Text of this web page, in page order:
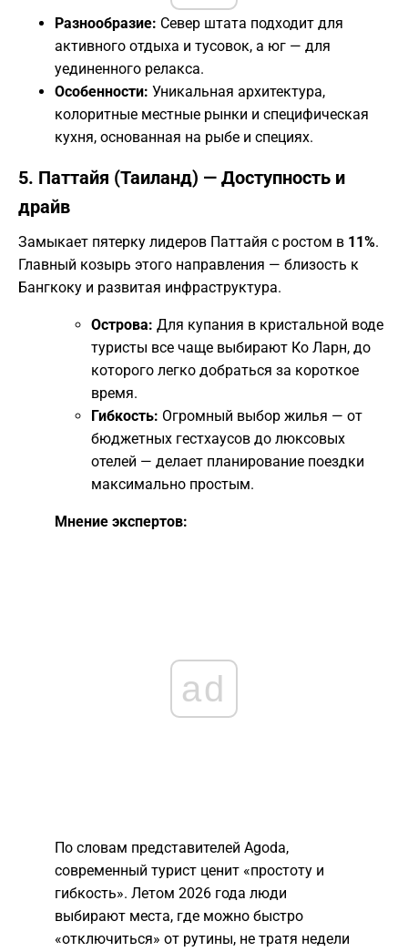
Разнообразие: Север штата подходит для
активного отдыха и тусовок, а юг — для
уединенного релакса.
Особенности: Уникальная архитектура,
колоритные местные рынки и специфическая
кухня, основанная на рыбе и специях.
​5. Паттайя (Таиланд) — Доступность и
драйв
​Замыкает пятерку лидеров Паттайя с ростом в 11%.
Главный козырь этого направления — близость к
Бангкоку и развитая инфраструктура.
Острова: Для купания в кристальной воде
туристы все чаще выбирают Ко Ларн, до
которого легко добраться за короткое
время.
Гибкость: Огромный выбор жилья — от
бюджетных гестхаусов до люксовых
отелей — делает планирование поездки
максимально простым.
Мнение экспертов:
ad
По словам представителей Agoda,
современный турист ценит «простоту и
гибкость». Летом 2026 года люди
выбирают места, где можно быстро
«отключиться» от рутины, не тратя недели